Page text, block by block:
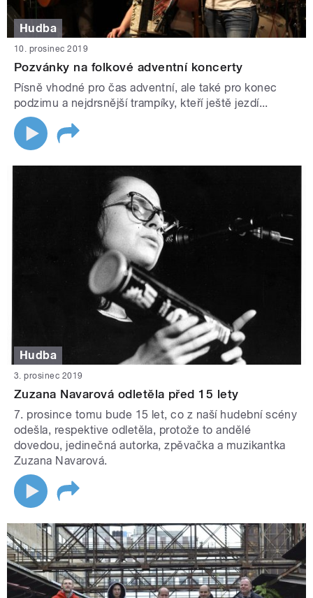
Hudba
10. prosinec 2019
Pozvánky na folkové adventní koncerty
Písně vhodné pro čas adventní, ale také pro konec
podzimu a nejdrsnější trampíky, kteří ještě jezdí...
Hudba
3. prosinec 2019
Zuzana Navarová odletěla před 15 lety
7. prosince tomu bude 15 let, co z naší hudební scény
odešla, respektive odletěla, protože to andělé
dovedou, jedinečná autorka, zpěvačka a muzikantka
Zuzana Navarová.